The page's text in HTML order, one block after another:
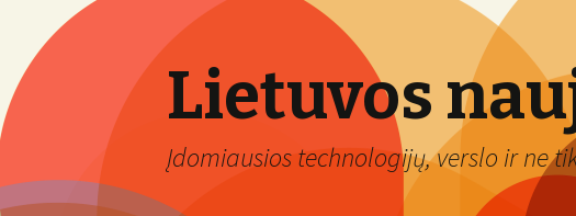
Lietuvos
Įdomiausios technologijų, verslo ir ne